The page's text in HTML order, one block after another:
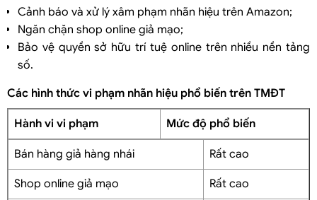
Chưa đăng ký nhãn hiệu có xử lý vi phạm online được không?
Vì sao vi phạm nhãn hiệu trên TMĐT ngày càng gia tăng?
Doanh nghiệp cần làm gì để bảo vệ thương hiệu online?
Liên hệ tư vấn
Cảnh báo và xử lý xâm phạm nhãn hiệu trên Amazon;
Ngăn chặn shop online giả mạo;
Bảo vệ quyền sở hữu trí tuệ online trên nhiều nền tảng
số.
Các hình thức vi phạm nhãn hiệu phổ biến trên TMĐT
Hành vi vi phạm Mức độ phổ biến
Bán hàng giả hàng nhái Rất cao
Shop online giả mạo Rất cao